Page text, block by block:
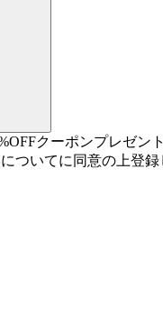
クーポンプレゼ
ついてに同意の上登